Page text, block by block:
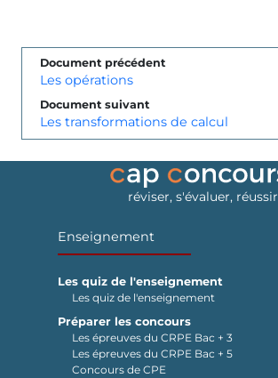
Document précédent
Les opérations
Document suivant
Les transformations de calcul
réviser, s'évaluer, réussir
Enseignement
Les quiz de l'enseignement
Les quiz de l'enseignement
Préparer les concours
Les épreuves du CRPE Bac + 3
Les épreuves du CRPE Bac + 5
Concours de CPE